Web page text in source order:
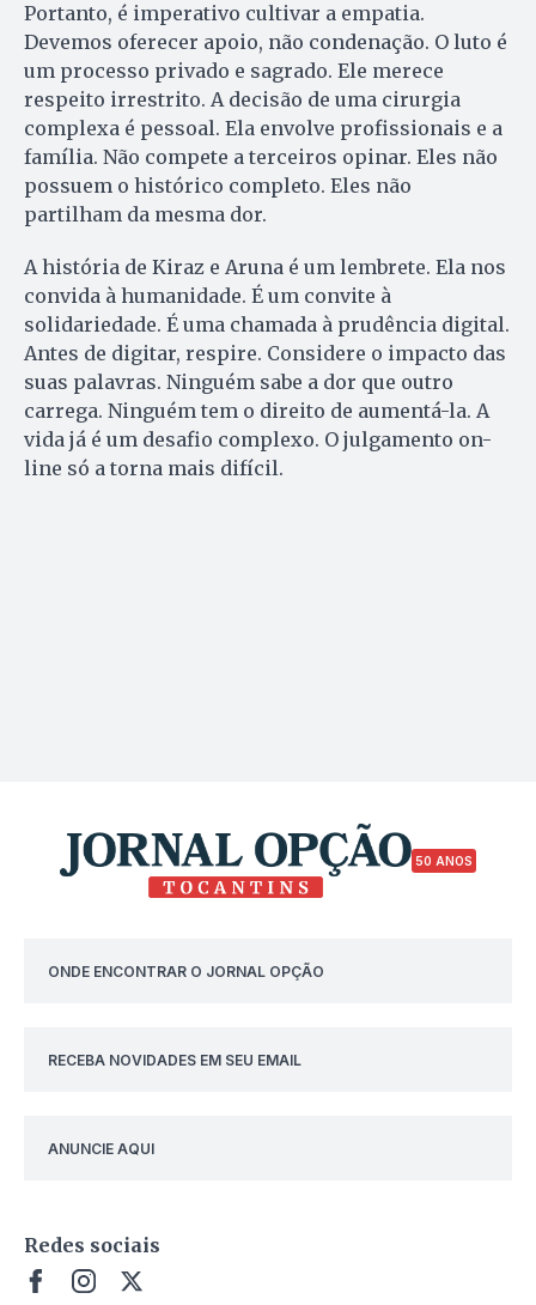
Portanto, é imperativo cultivar a empatia.
Devemos oferecer apoio, não condenação. O luto é
um processo privado e sagrado. Ele merece
respeito irrestrito. A decisão de uma cirurgia
complexa é pessoal. Ela envolve profissionais e a
família. Não compete a terceiros opinar. Eles não
possuem o histórico completo. Eles não
partilham da mesma dor.
A história de Kiraz e Aruna é um lembrete. Ela nos
convida à humanidade. É um convite à
solidariedade. É uma chamada à prudência digital.
Antes de digitar, respire. Considere o impacto das
suas palavras. Ninguém sabe a dor que outro
carrega. Ninguém tem o direito de aumentá-la. A
vida já é um desafio complexo. O julgamento on-
line só a torna mais difícil.
50 ANOS
ONDE ENCONTRAR O JORNAL OPÇÃO
RECEBA NOVIDADES EM SEU EMAIL
ANUNCIE AQUI
Redes sociais